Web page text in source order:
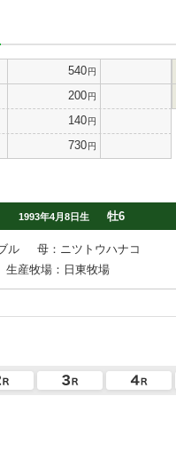
540円
200円
140円
730円
1993年4月8日生 牡6
ル
母：ニツトウハナコ
生産牧場：日東牧場